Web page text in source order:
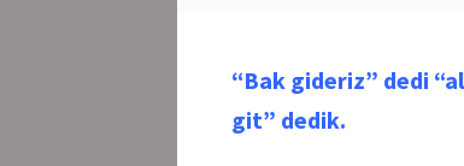
“Bak gideriz” dedi
git” dedik.